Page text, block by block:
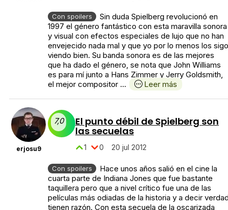
Con spoilers
Sin duda Spielberg revolucionó en
1997 el género fantástico con esta maravilla sonora
y visual con efectos especiales de lujo que no han
envejecido nada mal y que yo por lo menos los sigo
viendo bien. Su banda sonora es de las mejores
que ha dado el género, se nota que John Williams
es para mí junto a Hans Zimmer y Jerry Goldsmith,
el mejor compositor ...
Leer más
erjosu9
7,0 El punto débil de Spielberg son
las secuelas
1 0 20 jul 2012
Con spoilers
Hace unos años salió en el cine la
cuarta parte de Indiana Jones que fue bastante
taquillera pero que a nivel crítico fue una de las
películas más odiadas de la historia y a decir
tienen razón. Con esta secuela de la oscarizada